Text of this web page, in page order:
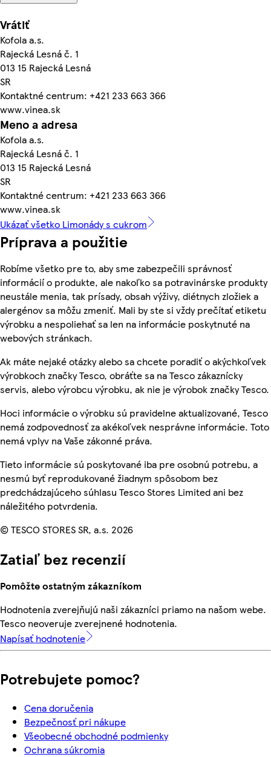
Vrátiť
Kofola a.s.
Rajecká Lesná č. 1
013 15 Rajecká Lesná
SR
Kontaktné centrum: +421 233 663 366
www.vinea.sk
Meno a adresa
Kofola a.s.
Rajecká Lesná č. 1
013 15 Rajecká Lesná
SR
Kontaktné centrum: +421 233 663 366
www.vinea.sk
Ukázať všetko Limonády s cukrom
Príprava a použitie
Robíme všetko pre to, aby sme zabezpečili správnosť
informácií o produkte, ale nakoľko sa potravinárske produkty
neustále menia, tak prísady, obsah výživy, diétnych zložiek a
alergénov sa môžu zmeniť. Mali by ste si vždy prečítať etiketu
výrobku a nespoliehať sa len na informácie poskytnuté na
webových stránkach.
Ak máte nejaké otázky alebo sa chcete poradiť o akýchkoľvek
výrobkoch značky Tesco, obráťte sa na Tesco zákaznícky
servis, alebo výrobcu výrobku, ak nie je výrobok značky Tesco.
Hoci informácie o výrobku sú pravidelne aktualizované, Tesco
nemá zodpovednosť za akékoľvek nesprávne informácie. Toto
nemá vplyv na Vaše zákonné práva.
Tieto informácie sú poskytované iba pre osobnú potrebu, a
nesmú byť reprodukované žiadnym spôsobom bez
predchádzajúceho súhlasu Tesco Stores Limited ani bez
náležitého potvrdenia.
© TESCO STORES SR, a.s. 2026
Zatiaľ bez recenzií
Pomôžte ostatným zákazníkom
Hodnotenia zverejňujú naši zákazníci priamo na našom webe.
Tesco neoveruje zverejnené hodnotenia.
Napísať hodnotenie
Potrebujete pomoc?
Cena doručenia
Bezpečnosť pri nákupe
Všeobecné obchodné podmienky
Ochrana súkromia